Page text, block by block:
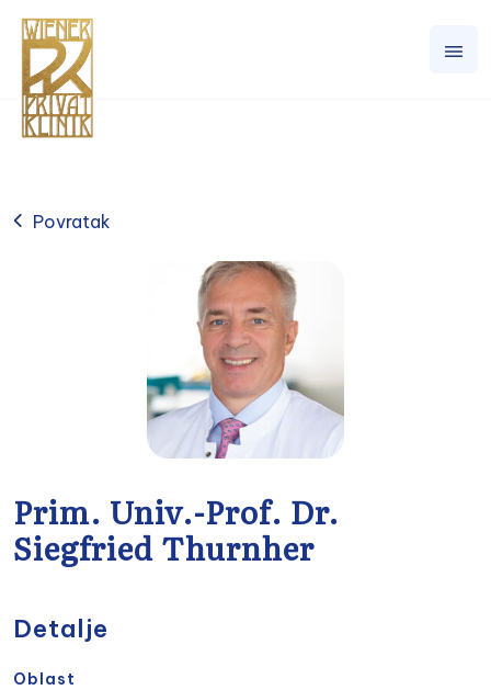
Povratak
Prim. Univ.-Prof. Dr.
Siegfried Thurnher
Detalje
Oblast